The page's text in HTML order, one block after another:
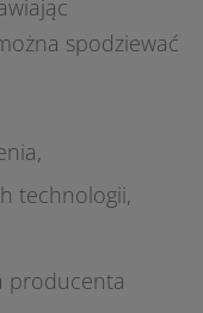
spodziewać
technologii,
producenta